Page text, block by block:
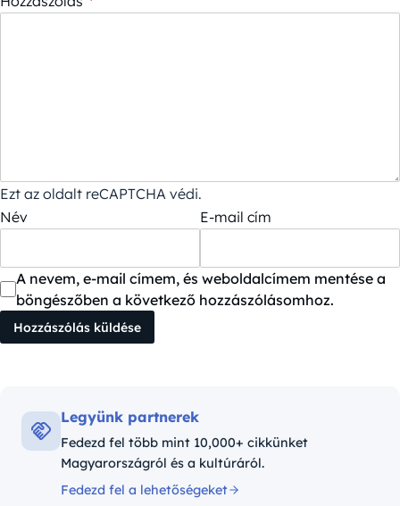
Ezt az oldalt reCAPTCHA védi.
Név
E-mail cím
A nevem, e-mail címem, és weboldalcímem mentése a
böngészőben a következő hozzászólásomhoz.
Legyünk partnerek
Fedezd fel több mint 10,000+ cikkünket
Magyarországról és a kultúráról.
Fedezd fel a lehetőségeket